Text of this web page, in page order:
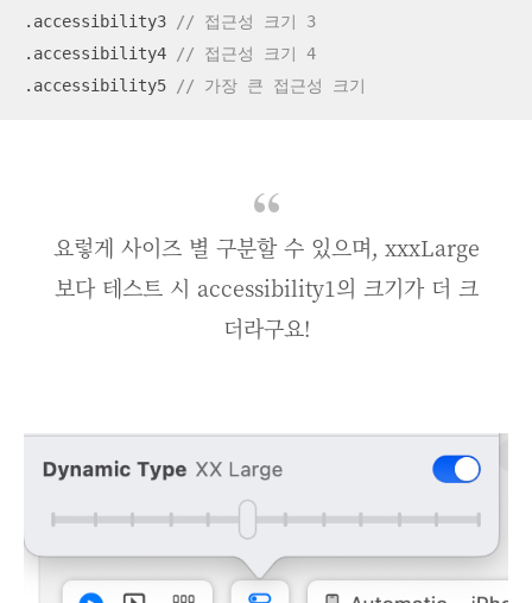
.accessibility3
// 접근성 크기 3
.accessibility4
// 접근성 크기 4
.accessibility5
// 가장 큰 접근성 크기
요렇게 사이즈 별 구분할 수 있으며, xxxLarge
보다 테스트 시 accessibility1의 크기가 더 크
더라구요!